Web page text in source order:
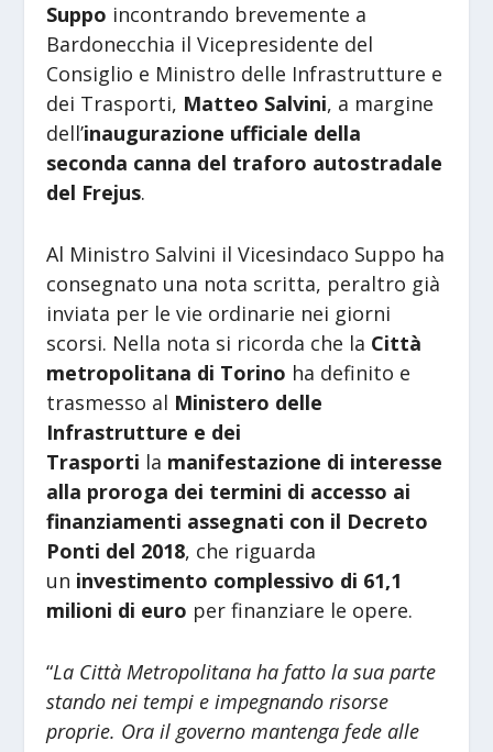
Suppo incontrando brevemente a
Bardonecchia il Vicepresidente del
Consiglio e Ministro delle Infrastrutture e
dei Trasporti, Matteo Salvini, a margine
dell’inaugurazione ufficiale della
seconda canna del traforo autostradale
del Frejus.
Al Ministro Salvini il Vicesindaco Suppo ha
consegnato una nota scritta, peraltro già
inviata per le vie ordinarie nei giorni
scorsi. Nella nota si ricorda che la Città
metropolitana di Torino ha definito e
trasmesso al Ministero delle
Infrastrutture e dei
Trasporti la manifestazione di interesse
alla proroga dei termini di accesso ai
finanziamenti assegnati con il Decreto
Ponti del 2018, che riguarda
un investimento complessivo di 61,1
milioni di euro per finanziare le opere.
“La Città Metropolitana ha fatto la sua parte
stando nei tempi e impegnando risorse
proprie. Ora il governo mantenga fede alle